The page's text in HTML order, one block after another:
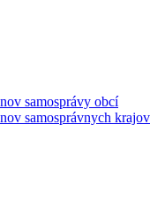
samosprávy obcí
samosprávnych krajov